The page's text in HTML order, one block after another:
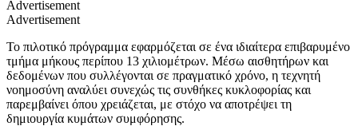
Advertisement
Advertisement
Το πιλοτικό πρόγραμμα εφαρμόζεται σε ένα ιδιαίτερα επιβαρυμένο
τμήμα μήκους περίπου 13 χιλιομέτρων. Μέσω αισθητήρων και
δεδομένων που συλλέγονται σε πραγματικό χρόνο, η τεχνητή
νοημοσύνη αναλύει συνεχώς τις συνθήκες κυκλοφορίας και
παρεμβαίνει όπου χρειάζεται, με στόχο να αποτρέψει τη
δημιουργία κυμάτων συμφόρησης.